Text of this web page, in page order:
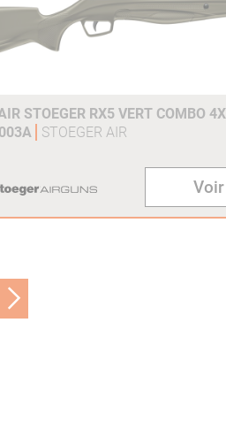
STOEGER RX5 VERT COMBO
STOEGER AIR